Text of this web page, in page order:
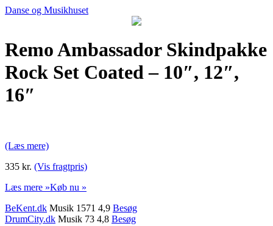
Danse og Musikhuset
Remo Ambassador Skindpakke
Rock Set Coated – 10″, 12″,
16″
(Læs mere)
335 kr. (Vis fragtpris)
Læs mere »Køb nu »
BeKent.dk Musik 1571 4,9 Besøg
DrumCity.dk Musik 73 4,8 Besøg